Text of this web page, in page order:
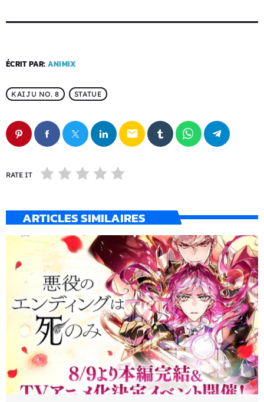
ÉCRIT PAR: ANIMIX
KAIJU NO. 8 STATUE
email
RATE IT
ARTICLES SIMILAIRES